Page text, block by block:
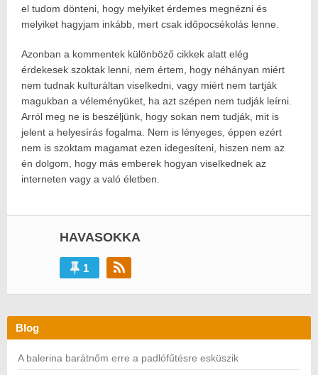
el tudom dönteni, hogy melyiket érdemes megnézni és
melyiket hagyjam inkább, mert csak időpocsékolás lenne.
Azonban a kommentek különböző cikkek alatt elég
érdekesek szoktak lenni, nem értem, hogy néhányan miért
nem tudnak kulturáltan viselkedni, vagy miért nem tartják
magukban a véleményüket, ha azt szépen nem tudják leírni.
Arról meg ne is beszéljünk, hogy sokan nem tudják, mit is
jelent a helyesírás fogalma. Nem is lényeges, éppen ezért
nem is szoktam magamat ezen idegesíteni, hiszen nem az
én dolgom, hogy más emberek hogyan viselkednek az
interneten vagy a való életben.
HAVASOKKA
1
Blog
A balerina barátnőm erre a padlófűtésre esküszik